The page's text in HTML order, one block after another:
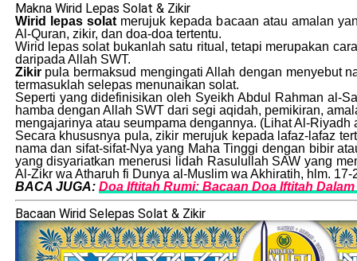
Makna Wirid Lepas Solat & Zikir
Wirid lepas solat merujuk kepada bacaan atau amalan
Al-Quran, zikir, dan doa-doa tertentu.
Wirid lepas solat bukanlah satu ritual, tetapi merupakan
daripada Allah SWT.
Zikirpula bermaksud mengingati Allah dengan menyebut
termasuklah selepas menunaikan solat.
Seperti yang didefinisikan oleh Syeikh Abdul Rahman al-
hamba dengan Allah SWT dari segi aqidah, pemikiran,
mengajarinya atau seumpama dengannya. (Lihat Al-Riyadh
Secara khususnya pula, zikir merujuk kepada lafaz-lafaz
nama dan sifat-sifat-Nya yang Maha Tinggi dengan bibir
yang disyariatkan menerusi lidah Rasulullah SAW yang
Al-Zikr wa Atharuh fi Dunya al-Muslim wa Akhiratih, hlm. 17-
BACA JUGA: Doa Iftitah Rumi: Bacaan Doa Iftitah
Bacaan Wirid Selepas Solat & Zikir